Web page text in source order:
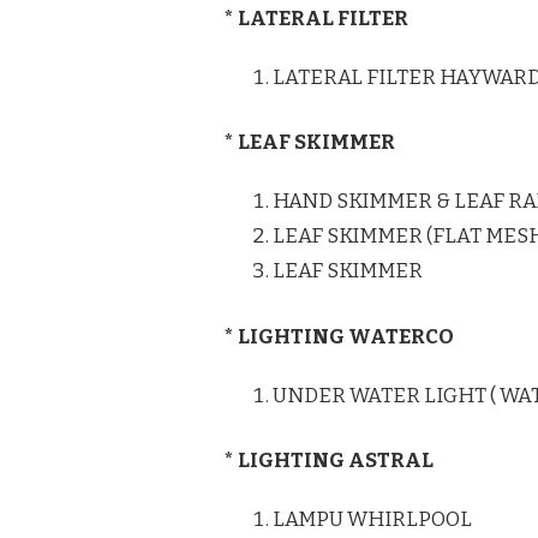
* LATERAL FILTER
LATERAL FILTER
* LEAF SKIMMER
HAND SKIMMER & LEAF
LEAF SKIMMER (FLAT
LEAF SKIMMER
* LIGHTING WATERCO
UNDER WATER LIGHT (
* LIGHTING ASTRAL
LAMPU WHIRLPOOL